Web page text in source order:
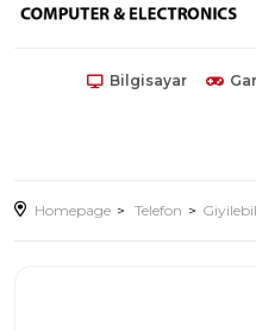
Bilgisayar
Homepage Telefon